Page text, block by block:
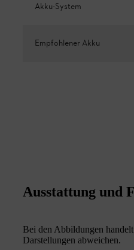
Akku-System
Empfohlener Akku
Ausstattung und
Bei den Abbildungen
Darstellungen abweichen.